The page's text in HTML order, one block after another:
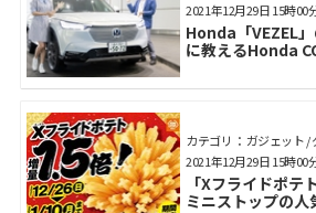
Honda「VEZEL
に教えるHonda
2021年12月29日 15時00
カテゴリ： ガジェット /
「Xフライドポテ
ミニストップの人
2021年12月29日 15時00